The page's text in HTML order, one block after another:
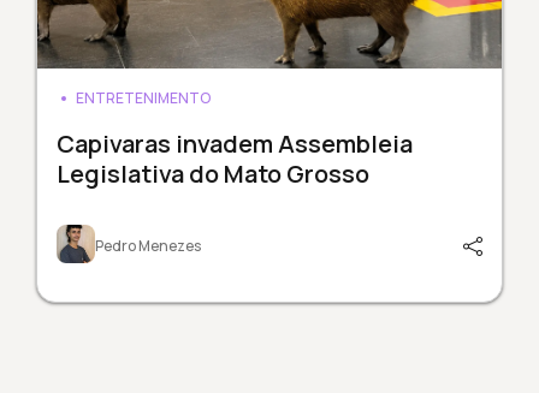
ENTRETENIMENTO
Capivaras invadem Assembleia
Legislativa do Mato Grosso
Pedro Menezes